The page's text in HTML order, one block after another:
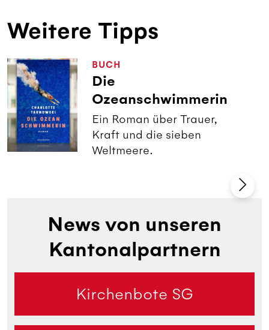
Weitere Tipps
BUCH
Die
Ozeanschwimmerin
Ein Roman über Trauer,
Kraft und die sieben
Weltmeere.
News von unseren
Kantonalpartnern
Kirchenbote SG